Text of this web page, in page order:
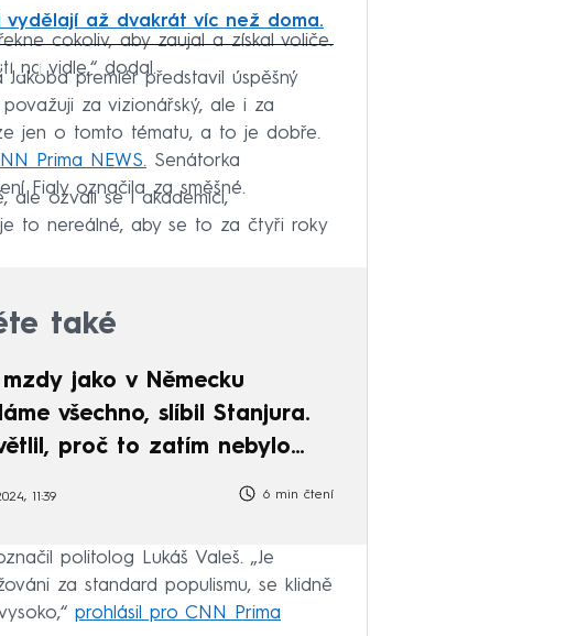
vydělají až dvakrát víc než doma.
cokoliv, aby zaujal a získal voliče.
na vidle,“ dodal.
premiér představil úspěšný
za vizionářský, ale i za
jen o tomto tématu, a to je dobře.
Prima NEWS. Senátorka
Fialy označila za směšné.
ale ozvali se i akademici,
to nereálné, aby se to za čtyři roky
také
jako v Německu
všechno, slíbil Stanjura.
proč to zatím nebylo
11:39 6 min čtení
politolog Lukáš Valeš. „Je
za standard populismu, se klidně
prohlásil pro CNN Prima